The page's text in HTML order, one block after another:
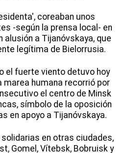
coreaban unos
-según la prensa local- en
alusión a Tijanóvskaya, que
legítima de Bielorrusia.
el fuerte viento detuvo hoy
marea humana recorrió por
el centro de Minsk
símbolo de la oposición
en apoyo a Tijanóvskaya.
en otras ciudades,
Gomel, Vítebsk, Bobruisk y